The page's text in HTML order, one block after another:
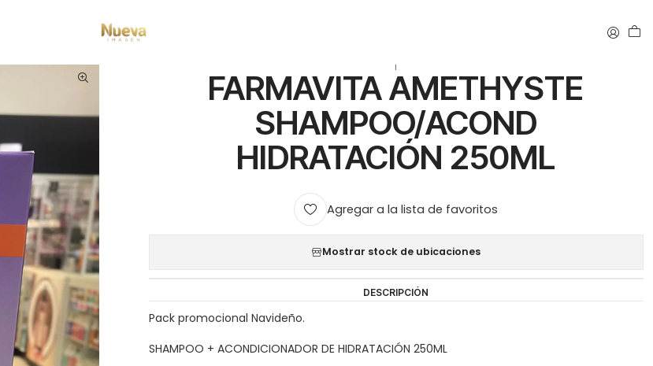
|
FARMAVITA AMETHYSTE
SHAMPOO/ACOND
HIDRATACIÓN 250ML
Agregar a la lista de favoritos
Mostrar stock de ubicaciones
DESCRIPCIÓN
Pack promocional Navideño.
SHAMPOO + ACONDICIONADOR DE HIDRATACIÓN 250ML